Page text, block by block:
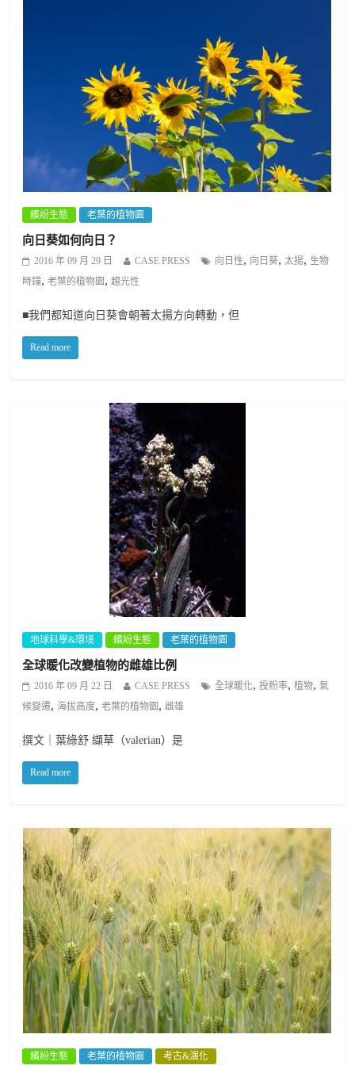
繽紛生態 老葉的植物園
向日葵如何向日？
2016 年 09 月 29 日 CASE PRESS 向日性, 向日葵,太揚, 生物
時鐘,老葉的植物園 ,趨光性
■我們都知道向日葵會朝著太揚方向轉動，但
Read more
地球科學&環境 繽紛生態 老葉的植物園
全球暖化改變植物的雌雄比例
2016 年 09 月 22 日 CASE PRESS 全球暖化,授粉率,植物,氣
候變遷, 海拔高度,老葉的植物園 , 雌雄
撰文｜葉綠舒 纈草（valerian）是
Read more
繽紛生態 老葉的植物園 考古&演化